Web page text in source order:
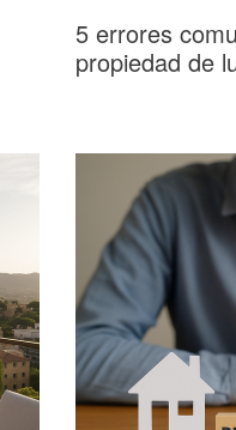
5 errores
propiedad de